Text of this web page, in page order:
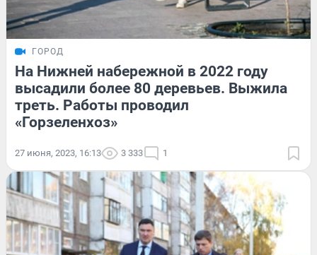
ГОРОД
На Нижней набережной в 2022 году
высадили более 80 деревьев. Выжила
треть. Работы проводил
«Горзеленхоз»
27 июня, 2023, 16:13 3 333 1